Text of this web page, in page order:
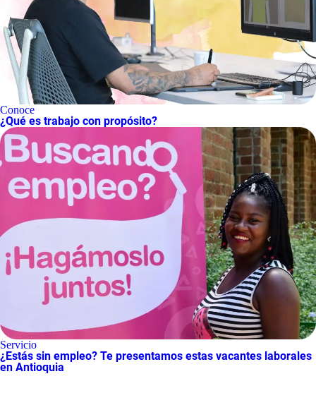
Conoce
¿Qué es trabajo con propósito?
Servicio
¿Estás sin empleo? Te presentamos estas vacantes laborales
en Antioquia